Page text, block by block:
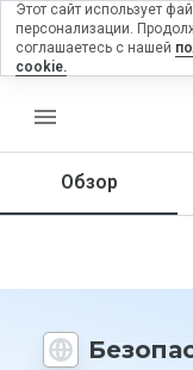
menu
Обзор
на
Как бы
этот
1 до 5?
Этот сайт использует
персонализации.
соглашаетесь с нашей
cookie.